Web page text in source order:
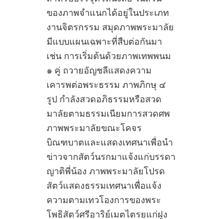
ของภาพจำแนกได้อยู่ในประเภท
งานจิตรกรรม สมุดภาพพระมาลัย
มีแบบแผนเฉพาะที่สืบต่อกันมา
เช่น การเริ่มต้นด้วยภาพเทพพนม
๑ คู่ ถวายอัญชลีแสดงความ
เคารพต่อพระธรรม ภาพภิกษุ ๔
รูป กำลังสวดอภิธรรมหรือสวด
มาลัยตามธรรมเนียมการสวดศพ
ภาพพระมาลัยขณะโคจร
บิณฑบาตและแสดงเทศนาเพื่อนำ
ข่าวจากสัตว์นรกมาแจ้งแก่บรรดา
ญาติพี่น้อง ภาพพระมาลัยโปรด
สัตว์แสดงธรรมเทศนาเพื่อแจ้ง
ความตามเทวโองการของพระ
โพธิสัตว์ศรีอาริย์เมตไตรยแก่ฝูง